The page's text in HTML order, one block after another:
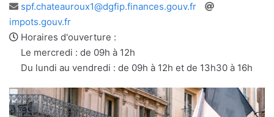
Adresse
e-
mail
spf.chateauroux1@dgfip.finances.gouv.fr
impots.gouv.fr
Horaires d'ouverture :
Le mercredi : de 09h à 12h
Du lundi au vendredi : de 09h à 12h et de 13h30 à 16h